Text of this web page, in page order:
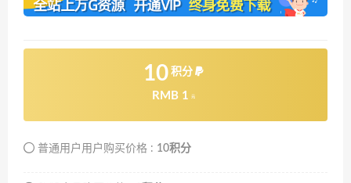
10 积分
RMB 1 元
普通用户用户购买价格 : 10积分